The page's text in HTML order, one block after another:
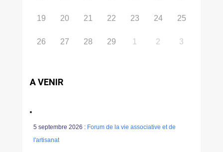
19 20 21 22 23 24 25
26 27 28 29 1 2 3
A VENIR
5 septembre 2026 : Forum de la vie associative et de
l'artisanat